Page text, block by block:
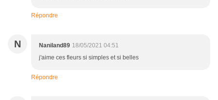
Répondre
N Naniland89 18/05/2021 04:51
j'aime ces fleurs si simples et si belles
Répondre